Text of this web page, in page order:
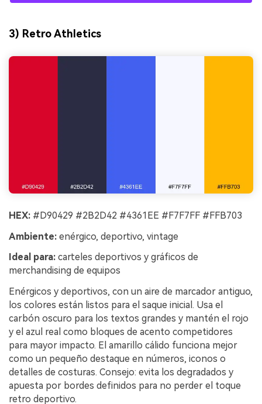
3) Retro Athletics
HEX: #D90429 #2B2D42 #4361EE #F7F7FF #FFB703
Ambiente: enérgico, deportivo, vintage
Ideal para: carteles deportivos y gráficos de
merchandising de equipos
Enérgicos y deportivos, con un aire de marcador antiguo,
los colores están listos para el saque inicial. Usa el
carbón oscuro para los textos grandes y mantén el rojo
y el azul real como bloques de acento competidores
para mayor impacto. El amarillo cálido funciona mejor
como un pequeño destaque en números, iconos o
detalles de costuras. Consejo: evita los degradados y
apuesta por bordes definidos para no perder el toque
retro deportivo.